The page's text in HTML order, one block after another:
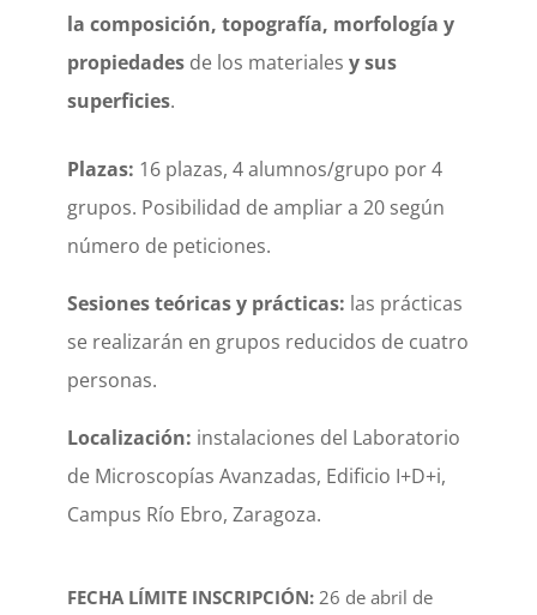
la composición, topografía, morfología y
propiedades de los materiales y sus
superficies.
Plazas: 16 plazas, 4 alumnos/grupo por 4
grupos. Posibilidad de ampliar a 20 según
número de peticiones.
Sesiones teóricas y prácticas: las prácticas
se realizarán en grupos reducidos de cuatro
personas.
Localización: instalaciones del Laboratorio
de Microscopías Avanzadas, Edificio I+D+i,
Campus Río Ebro, Zaragoza.
FECHA LÍMITE INSCRIPCIÓN: 26 de abril de